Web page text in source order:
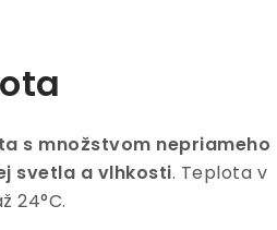
s množstvom nepriameho
svetla a vlhkosti. Teplota v
24°C.